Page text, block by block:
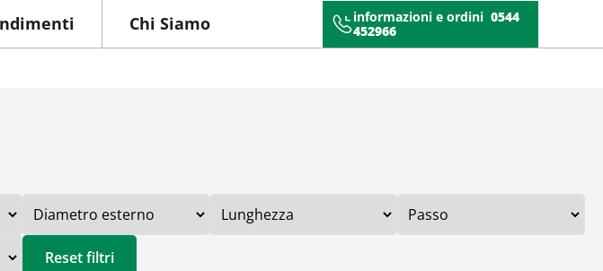
Chi Siamo informazioni e ordini 0544
452966
Reset filtri